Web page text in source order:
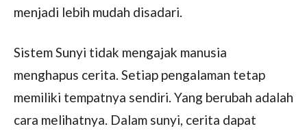
menjadi lebih mudah disadari.
Sistem Sunyi tidak mengajak manusia
menghapus cerita. Setiap pengalaman tetap
memiliki tempatnya sendiri. Yang berubah adalah
cara melihatnya. Dalam sunyi, cerita dapat